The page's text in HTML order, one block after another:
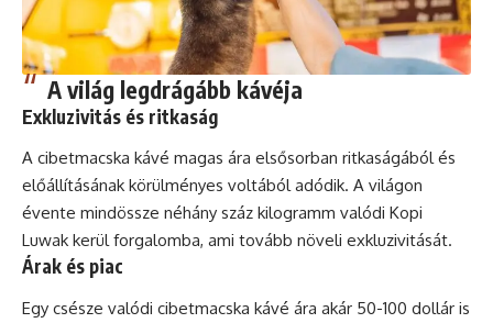
A világ legdrágább kávéja
Exkluzivitás és ritkaság
A cibetmacska kávé magas ára elsősorban ritkaságából és
előállításának körülményes voltából adódik. A világon
évente mindössze néhány száz kilogramm valódi Kopi
Luwak kerül forgalomba, ami tovább növeli exkluzivitását.
Árak és piac
Egy csésze valódi cibetmacska kávé ára akár 50-100 dollár is